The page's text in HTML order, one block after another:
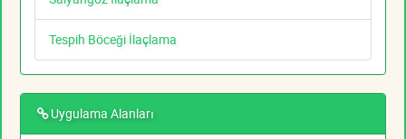
Tespih Böceği İlaçlama
Uygulama Alanları